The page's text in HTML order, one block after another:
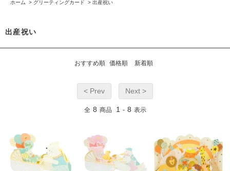
ホーム > グリーティングカード > 出産祝い
出産祝い
おすすめ順 価格順 新着順
< Prev Next >
全 8 商品 1 - 8 表示